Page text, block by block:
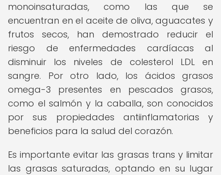
monoinsaturadas, como las que se
encuentran en el aceite de oliva, aguacates y
frutos secos, han demostrado reducir el
riesgo de enfermedades cardíacas al
disminuir los niveles de colesterol LDL en
sangre. Por otro lado, los ácidos grasos
omega-3 presentes en pescados grasos,
como el salmón y la caballa, son conocidos
por sus propiedades antiinflamatorias y
beneficios para la salud del corazón.
Es importante evitar las grasas trans y limitar
las grasas saturadas, optando en su lugar